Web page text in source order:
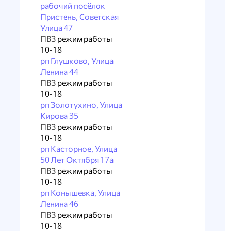
рабочий посёлок
Пристень, Советская
Улица 47
ПВЗ режим работы
10-18
рп Глушково, Улица
Ленина 44
ПВЗ режим работы
10-18
рп Золотухино, Улица
Кирова 35
ПВЗ режим работы
10-18
рп Касторное, Улица
50 Лет Октября 17а
ПВЗ режим работы
10-18
рп Конышевка, Улица
Ленина 46
ПВЗ режим работы
10-18